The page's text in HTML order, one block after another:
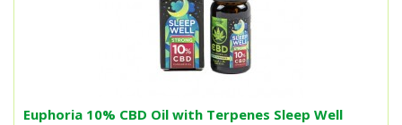
Euphoria 10% CBD Oil with Terpenes Sleep Well